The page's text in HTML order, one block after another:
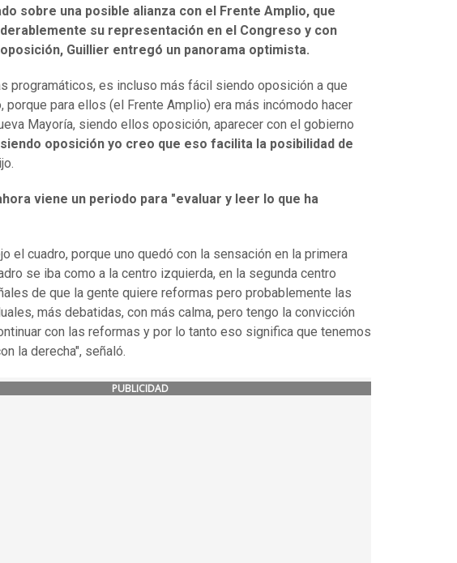
sobre una posible alianza con el Frente Amplio, que
su representación en el Congreso y con
Guillier entregó un panorama optimista.
programáticos, es incluso más fácil siendo oposición a que
porque para ellos (el Frente Amplio) era más incómodo hacer
Mayoría, siendo ellos oposición, aparecer con el gobierno
oposición yo creo que eso facilita la posibilidad de
viene un periodo para "evaluar y leer lo que ha
el cuadro, porque uno quedó con la sensación en la primera
se iba como a la centro izquierda, en la segunda centro
de que la gente quiere reformas pero probablemente las
más debatidas, con más calma, pero tengo la convicción
con las reformas y por lo tanto eso significa que tenemos
la derecha", señaló.
PUBLICIDAD